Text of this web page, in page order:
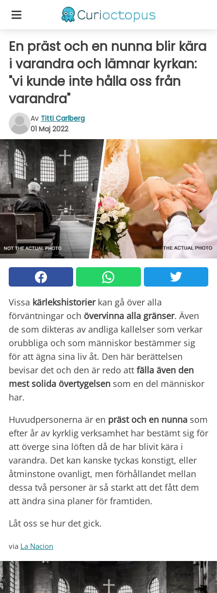
En präst och en nunna blir kära
i varandra och lämnar kyrkan:
"vi kunde inte hålla oss från
varandra"
Av Titti Carlberg
01 Maj 2022
Vissa kärlekshistorier kan gå över alla
förväntningar och övervinna alla gränser. Även
de som dikteras av andliga kallelser som verkar
orubbliga och som människor bestämmer sig
för att ägna sina liv åt. Den här berättelsen
bevisar det och den är redo att fälla även den
mest solida övertygelsen som en del människor
har.
Huvudpersonerna är en präst och en nunna som
efter år av kyrklig verksamhet har bestämt sig för
att överge sina löften då de har blivit kära i
varandra. Det kan kanske tyckas konstigt, eller
åtminstone ovanligt, men förhållandet mellan
dessa två personer är så starkt att det fått dem
att ändra sina planer för framtiden.
Låt oss se hur det gick.
via La Nacion